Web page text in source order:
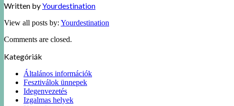
Written byYourdestination
View all posts by: Yourdestination
Comments are closed.
Kategóriák
Általános információk
Fesztiválok ünnepek
Idegenvezetés
Izgalmas helyek